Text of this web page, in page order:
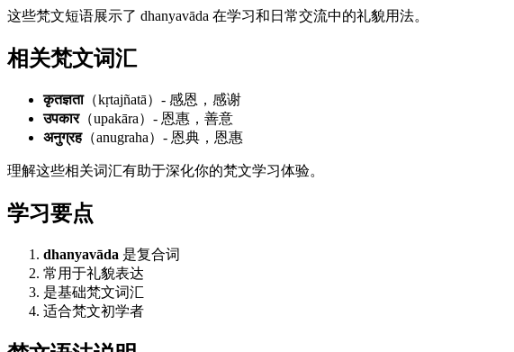
这些梵文短语展示了 dhanyavāda 在学习和日常交流中的礼貌用法。
相关梵文词汇
कृतज्ञता（kṛtajñatā）- 感恩，感谢
उपकार（upakāra）- 恩惠，善意
अनुग्रह（anugraha）- 恩典，恩惠
理解这些相关词汇有助于深化你的梵文学习体验。
学习要点
dhanyavāda 是复合词
常用于礼貌表达
是基础梵文词汇
适合梵文初学者